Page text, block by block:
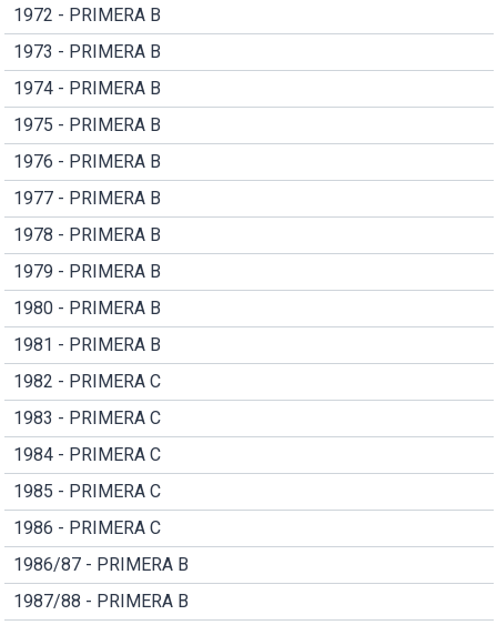
1972 - PRIMERA B
1973 - PRIMERA B
1974 - PRIMERA B
1975 - PRIMERA B
1976 - PRIMERA B
1977 - PRIMERA B
1978 - PRIMERA B
1979 - PRIMERA B
1980 - PRIMERA B
1981 - PRIMERA B
1982 - PRIMERA C
1983 - PRIMERA C
1984 - PRIMERA C
1985 - PRIMERA C
1986 - PRIMERA C
1986/87 - PRIMERA B
1987/88 - PRIMERA B